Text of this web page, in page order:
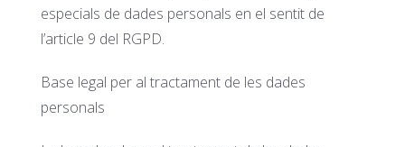
especials de dades personals en el sentit de
l’article 9 del RGPD.
Base legal per al tractament de les dades
personals